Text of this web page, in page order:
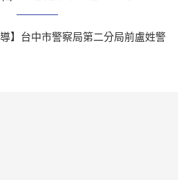
】台中市警察局第二分局前盧姓警